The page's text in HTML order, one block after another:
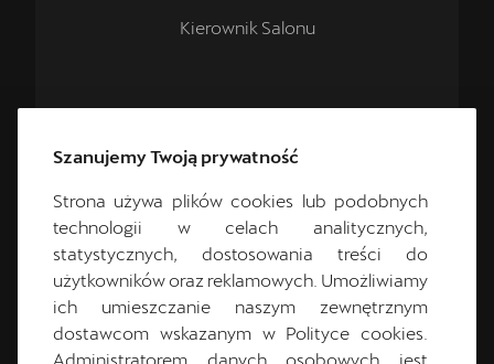
Kierownik Salonu
+48 61 87 32 280
cupra.salon@pol-car.pl
CUPRA Master
Szanujemy Twoją prywatność
Strona używa plików cookies lub podobnych
technologii w celach analitycznych,
statystycznych, dostosowania treści do
użytkowników oraz reklamowych. Umożliwiamy
ich umieszczanie naszym zewnętrznym
dostawcom wskazanym w Polityce cookies.
Administratorem danych osobowych jest